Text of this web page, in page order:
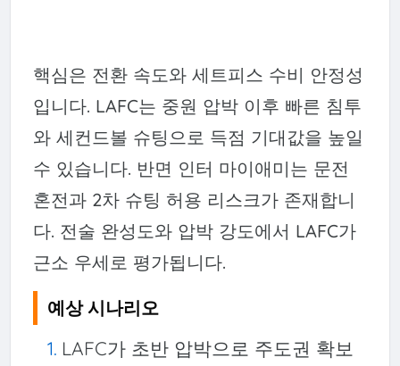
핵심은 전환 속도와 세트피스 수비 안정성
입니다. LAFC는 중원 압박 이후 빠른 침투
와 세컨드볼 슈팅으로 득점 기대값을 높일
수 있습니다. 반면 인터 마이애미는 문전
혼전과 2차 슈팅 허용 리스크가 존재합니
다. 전술 완성도와 압박 강도에서 LAFC가
근소 우세로 평가됩니다.
예상 시나리오
LAFC가 초반 압박으로 주도권 확보